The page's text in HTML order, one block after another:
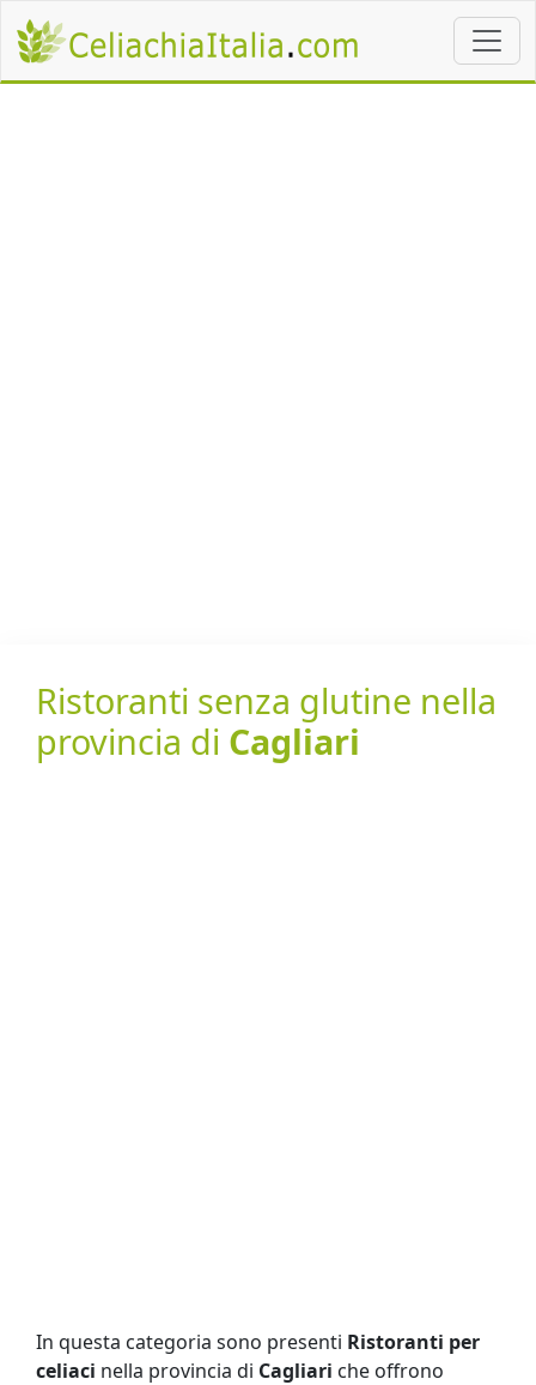
Ristoranti senza glutine nella
provincia di Cagliari
In questa categoria sono presenti Ristoranti per
celiaci nella provincia di Cagliari che offrono